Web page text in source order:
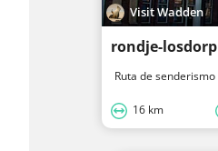
Visit Wadden
rondje-losdorp
Ruta de senderismo
16 km